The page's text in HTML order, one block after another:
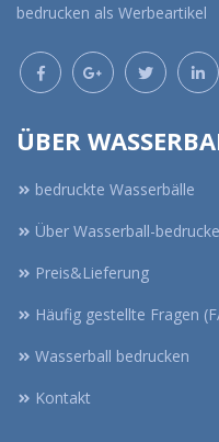
bedrucken als Werbeartikel
ÜBER
bedruckte Wasserbälle
Über Wasserball-
Preis&Lieferung
Häufig gestellte Fragen
Wasserball bedrucken
Kontakt